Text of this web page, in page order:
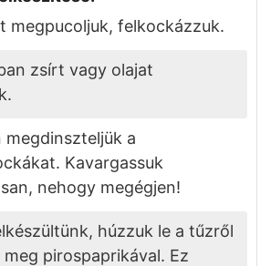
megpucoljuk, felkockázzuk.
zsírt vagy olajat
megdinszteljük a
Kavargassuk
nehogy megégjen!
húzzuk le a tűzről
meg pirospaprikával. Ez